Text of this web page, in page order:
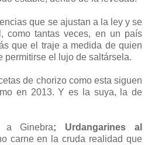
que se ajustan a la ley y se
como tantas veces, en un país
que el traje a medida de quien
permitirse el lujo de saltársela.
de chorizo como esta siguen
en 2013. Y es la suya, la de
a Ginebra; Urdangarines al
carne en la cruda realidad que